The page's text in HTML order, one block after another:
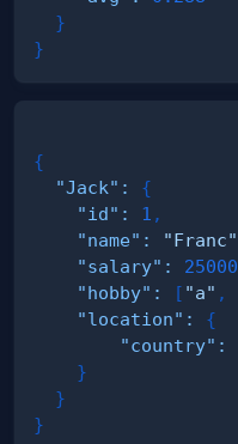
}
}
{
"Jack" :
{
"id" : 1 ,
"name" : "Franc"
"salary" : 25000
"hobby" : [ "a" ,
"location" :
{
"country" :
}
}
}